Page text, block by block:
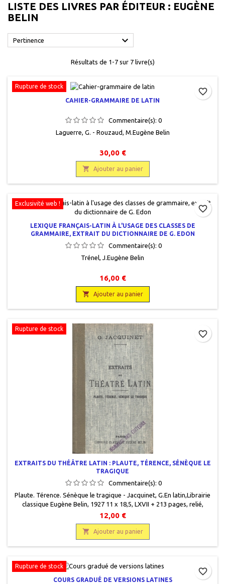
LISTE DES LIVRES PAR ÉDITEUR : EUGÈNE
BELIN
Pertinence 
Résultats de 1-7 sur 7 livre(s)
Rupture de stock
CAHIER-GRAMMAIRE DE LATIN
Commentaire(s): 0
Laguerre, G. - Rouzaud, M.Eugène Belin
30,00 €
 Ajouter au panier
favorite_border
Exclusivité web !
LEXIQUE FRANÇAIS-LATIN À L'USAGE DES CLASSES DE
GRAMMAIRE, EXTRAIT DU DICTIONNAIRE DE G. EDON
Commentaire(s): 0
Trénel, J.Eugène Belin
16,00 €
 Ajouter au panier
favorite_border
Rupture de stock
EXTRAITS DU THÉÂTRE LATIN : PLAUTE, TÉRENCE, SÉNÈQUE LE
TRAGIQUE
Commentaire(s): 0
Plaute. Térence. Sénèque le tragique - Jacquinet, G. En latin,Librairie
classique Eugène Belin, 1927 11 x 18,5, LXVII + 213 pages, relié,
occasion. Reliure éditeur en bonne état. Plats cartonnés imprimés
insolés sur les bords avec un tampon hommage des éditeurs. Papier
intérieur jauni, quelques anotations.
12,00 €
 Ajouter au panier
favorite_border
Rupture de stock
COURS GRADUÉ DE VERSIONS LATINES
favorite_border